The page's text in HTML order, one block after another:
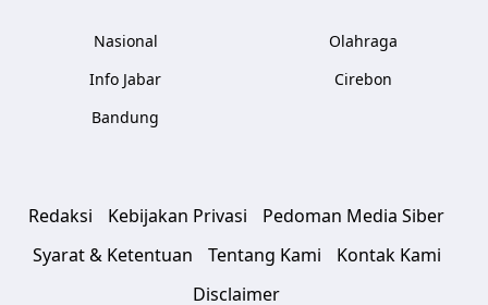
Nasional
Info Jabar
Bandung
Olahraga
Cirebon
Redaksi Kebijakan Privasi
Pedoman Media Siber
Syarat & Ketentuan
Tentang Kami
Kontak Kami
Disclaimer